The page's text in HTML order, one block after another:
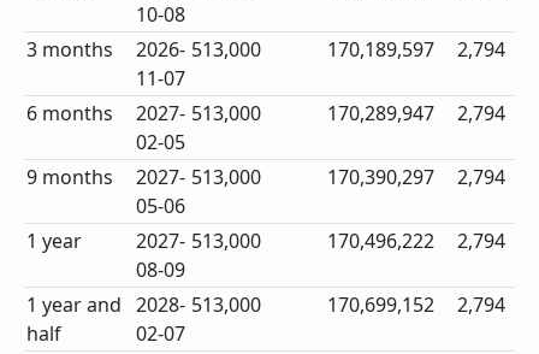
10-08
3 months
2026-
11-07
513,000 170,189,597 2,794
6 months
2027-
02-05
513,000 170,289,947 2,794
9 months
2027-
05-06
513,000 170,390,297 2,794
1 year
2027-
08-09
513,000 170,496,222 2,794
1 year and
half
2028-
02-07
513,000 170,699,152 2,794